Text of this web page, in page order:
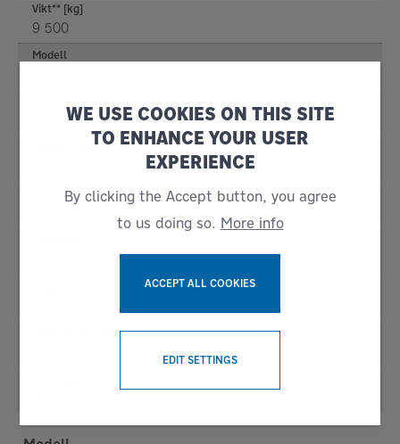
Vikt** [kg]
9 500
Modell
Inmatn. öppning [mm]
Antal Slagor [st.]
Motoreffekt [kW]
WE USE COOKIES ON THIS SITE
TO ENHANCE YOUR USER
EXPERIENCE
By clicking the Accept button, you agree
to us doing so. More info
ACCEPT ALL COOKIES
EDIT SETTINGS